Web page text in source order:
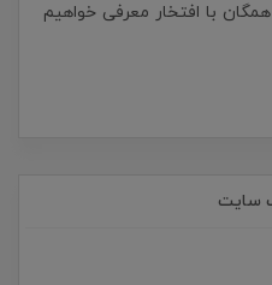
با افتخار معرفی خواهیم
سایت